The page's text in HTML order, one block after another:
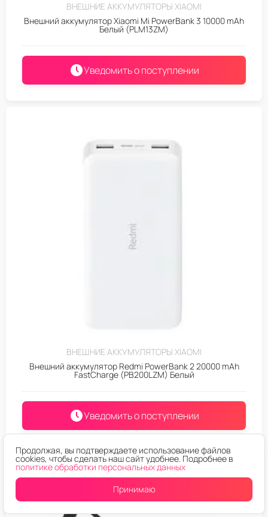
ВНЕШНИЕ АККУМУЛЯТОРЫ XIAOMI
Внешний аккумулятор Xiaomi Mi PowerBank 3 10000 mAh
Белый (PLM13ZM)
Уведомить о поступлении
ВНЕШНИЕ АККУМУЛЯТОРЫ XIAOMI
Внешний аккумулятор Redmi PowerBank 2 20000 mAh
FastCharge (PB200LZM) Белый
Уведомить о поступлении
Продолжая, вы подтверждаете использование файлов
cookies, чтобы сделать наш сайт удобнее. Подробнее в
политике обработки персональных данных
Принимаю